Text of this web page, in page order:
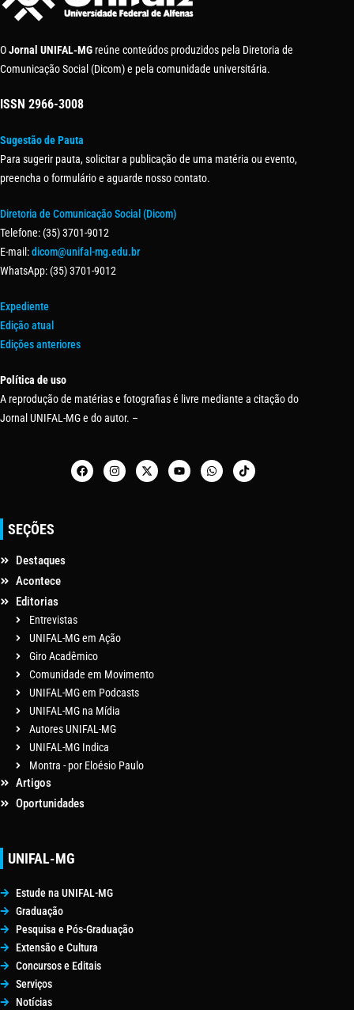
OJornal UNIFAL-MG reúne conteúdos produzidos pela Diretoria de
Comunicação Social (Dicom) e pela comunidade universitária.
ISSN 2966-3008
Sugestão de Pauta
Para sugerir pauta, solicitar a publicação de uma matéria ou evento,
preencha o formulário e aguarde nosso contato.
Diretoria de Comunicação Social (Dicom)
Telefone: (35) 3701-9012
E-mail:dicom@unifal-mg.edu.br
WhatsApp: (35) 3701-9012
Expediente
Edição atual
Edições anteriores
Política de uso
A reprodução de matérias e fotografias é livre mediante a citação do
Jornal UNIFAL-MG e do autor. –
SEÇÕES
Destaques
Acontece
Editorias
Entrevistas
UNIFAL-MG em Ação
Giro Acadêmico
Comunidade em Movimento
UNIFAL-MG em Podcasts
UNIFAL-MG na Mídia
Autores UNIFAL-MG
UNIFAL-MG Indica
Montra - por Eloésio Paulo
Artigos
Oportunidades
UNIFAL-MG
Estude na UNIFAL-MG
Graduação
Pesquisa e Pós-Graduação
Extensão e Cultura
Concursos e Editais
Serviços
Notícias